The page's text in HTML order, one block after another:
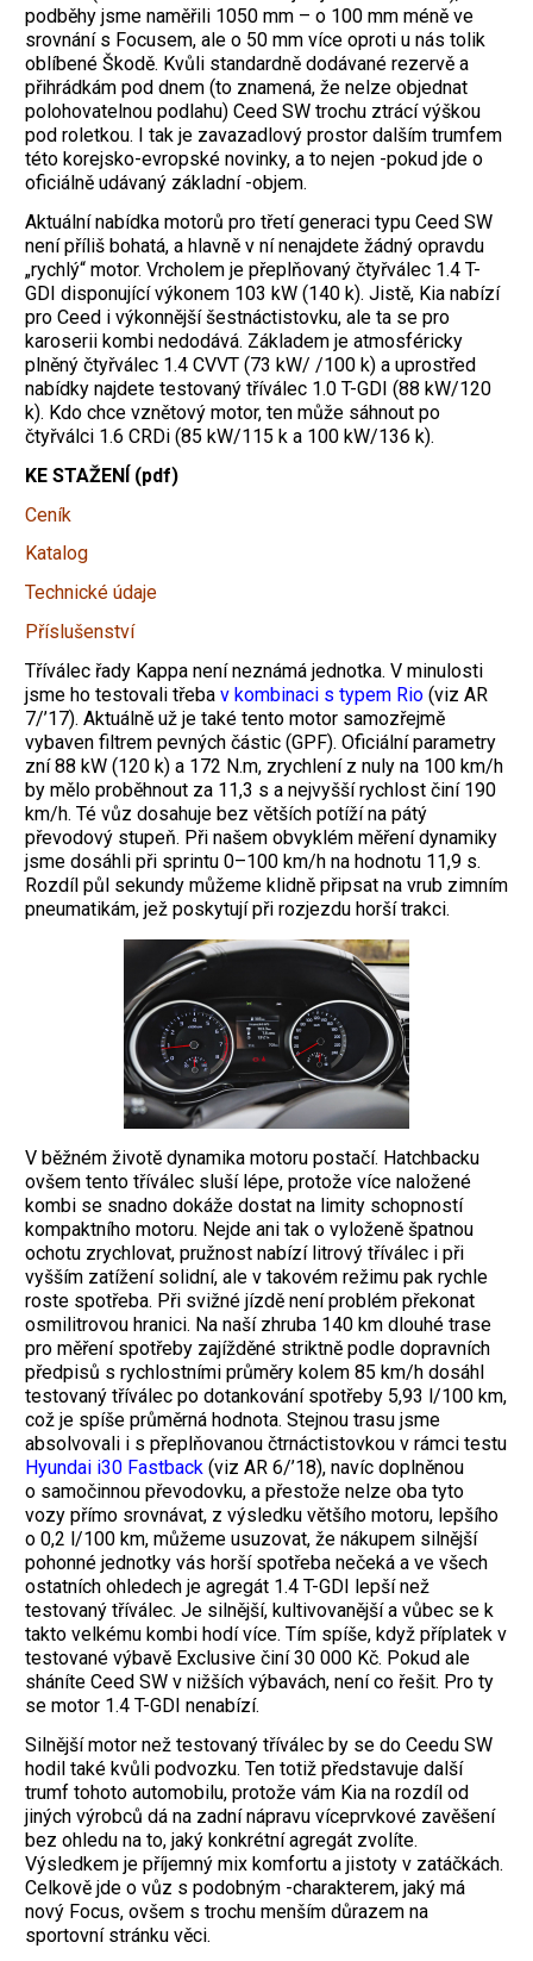
podběhy jsme naměřili 1050 mm – o 100 mm méně ve
srovnání s Focusem, ale o 50 mm více oproti u nás tolik
oblíbené Škodě. Kvůli standardně dodávané rezervě a
přihrádkám pod dnem (to znamená, že nelze objednat
polohovatelnou podlahu) Ceed SW trochu ztrácí výškou
pod roletkou. I tak je zavazadlový prostor dalším trumfem
této korejsko-evropské novinky, a to nejen -pokud jde o
oficiálně udávaný základní -objem.
Aktuální nabídka motorů pro třetí generaci typu Ceed SW
není příliš bohatá, a hlavně v ní nenajdete žádný opravdu
„rychlý“ motor. Vrcholem je přeplňovaný čtyřválec 1.4 T-
GDI disponující výkonem 103 kW (140 k). Jistě, Kia nabízí
pro Ceed i výkonnější šestnáctistovku, ale ta se pro
karoserii kombi nedodává. Základem je atmosféricky
plněný čtyřválec 1.4 CVVT (73 kW/ /100 k) a uprostřed
nabídky najdete testovaný tříválec 1.0 T-GDI (88 kW/120
k). Kdo chce vznětový motor, ten může sáhnout po
čtyřválci 1.6 CRDi (85 kW/115 k a 100 kW/136 k).
KE STAŽENÍ (pdf)
Ceník
Katalog
Technické údaje
Příslušenství
Tříválec řady Kappa není neznámá jednotka. V minulosti
jsme ho testovali třeba v kombinaci s typem Rio (viz AR
7/’17). Aktuálně už je také tento motor samozřejmě
vybaven filtrem pevných částic (GPF). Oficiální parametry
zní 88 kW (120 k) a 172 N.m, zrychlení z nuly na 100 km/h
by mělo proběhnout za 11,3 s a nejvyšší rychlost činí 190
km/h. Té vůz dosahuje bez větších potíží na pátý
převodový stupeň. Při našem obvyklém měření dynamiky
jsme dosáhli při sprintu 0–100 km/h na hodnotu 11,9 s.
Rozdíl půl sekundy můžeme klidně připsat na vrub zimním
pneumatikám, jež poskytují při rozjezdu horší trakci.
V běžném životě dynamika motoru postačí. Hatchbacku
ovšem tento tříválec sluší lépe, protože více naložené
kombi se snadno dokáže dostat na limity schopností
kompaktního motoru. Nejde ani tak o vyloženě špatnou
ochotu zrychlovat, pružnost nabízí litrový tříválec i při
vyšším zatížení solidní, ale v takovém režimu pak rychle
roste spotřeba. Při svižné jízdě není problém překonat
osmilitrovou hranici. Na naší zhruba 140 km dlouhé trase
pro měření spotřeby zajížděné striktně podle dopravních
předpisů s rychlostními průměry kolem 85 km/h dosáhl
testovaný tříválec po dotankování spotřeby 5,93 l/100 km,
což je spíše průměrná hodnota. Stejnou trasu jsme
absolvovali i s přeplňovanou čtrnáctistovkou v rámci testu
Hyundai i30 Fastback (viz AR 6/’18), navíc doplněnou
o samočinnou převodovku, a přestože nelze oba tyto
vozy přímo srovnávat, z výsledku většího motoru, lepšího
o 0,2 l/100 km, můžeme usuzovat, že nákupem silnější
pohonné jednotky vás horší spotřeba nečeká a ve všech
ostatních ohledech je agregát 1.4 T-GDI lepší než
testovaný tříválec. Je silnější, kultivovanější a vůbec se k
takto velkému kombi hodí více. Tím spíše, když příplatek v
testované výbavě Exclusive činí 30 000 Kč. Pokud ale
sháníte Ceed SW v nižších výbavách, není co řešit. Pro ty
se motor 1.4 T-GDI nenabízí.
Silnější motor než testovaný tříválec by se do Ceedu SW
hodil také kvůli podvozku. Ten totiž představuje další
trumf tohoto automobilu, protože vám Kia na rozdíl od
jiných výrobců dá na zadní nápravu víceprvkové zavěšení
bez ohledu na to, jaký konkrétní agregát zvolíte.
Výsledkem je příjemný mix komfortu a jistoty v zatáčkách.
Celkově jde o vůz s podobným -charakterem, jaký má
nový Focus, ovšem s trochu menším důrazem na
sportovní stránku věci.